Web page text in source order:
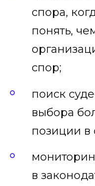
спора,
понять,
спор;
поиск
выбора
позиции в
в